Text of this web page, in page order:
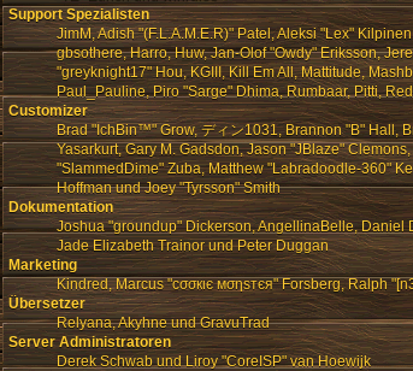
Support Spezialisten
JimM, Adish "(F.L.A.M.E.R)" Patel, Aleksi "Lex"
gbsothere, Harro, Huw, Jan-Olof "Owdy" Eriksson,
"greyknight17" Hou, KGIII, Kill Em All, Mattitude,
Paul_Pauline, Piro "Sarge" Dhima, Rumbaar, Pitti,
Customizer
Brad "IchBin™" Grow, ディン1031, Brannon "B" Hall,
Yasarkurt, Gary M. Gadsdon, Jason "JBlaze"
"SlammedDime" Zuba, Matthew "Labradoodle-360"
Hoffman und Joey "Tyrsson" Smith
Dokumentation
Joshua "groundup" Dickerson, AngellinaBelle,
Jade Elizabeth Trainor und Peter Duggan
Marketing
Kindred, Marcus "cσσкιє мσηѕтєя" Forsberg, Ralph
Übersetzer
Relyana, Akyhne und GravuTrad
Server Administratoren
Derek Schwab und Liroy "CoreISP" van Hoewijk